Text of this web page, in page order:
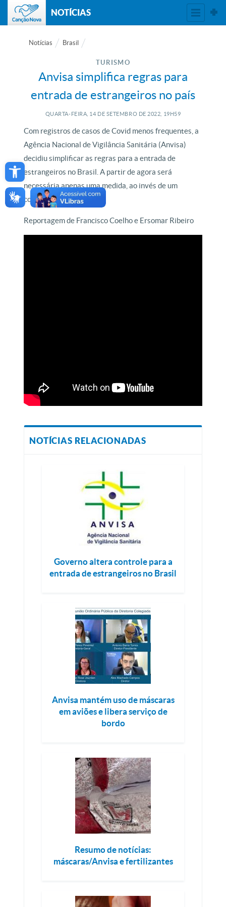
Open toolbar
NOTÍCIAS
Notícias Brasil
TURISMO
Anvisa simplifica regras para
entrada de estrangeiros no país
QUARTA-FEIRA, 14 DE SETEMBRO DE 2022, 19H59
Com registros de casos de Covid menos frequentes, a
Agência Nacional de Vigilância Sanitária (Anvisa)
decidiu simplificar as regras para a entrada de
estrangeiros no Brasil. A partir de agora será
necessária apenas uma medida, ao invés de um
conjunto de obrigações.
Reportagem de Francisco Coelho e Ersomar Ribeiro
NOTÍCIAS RELACIONADAS
Governo altera controle para a
entrada de estrangeiros no Brasil
Anvisa mantém uso de máscaras
em aviões e libera serviço de
bordo
Resumo de notícias:
máscaras/Anvisa e fertilizantes